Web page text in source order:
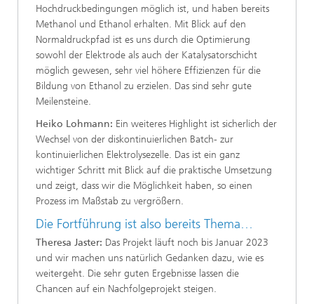
Hochdruckbedingungen möglich ist, und haben bereits
Methanol und Ethanol erhalten. Mit Blick auf den
Normaldruckpfad ist es uns durch die Optimierung
sowohl der Elektrode als auch der Katalysatorschicht
möglich gewesen, sehr viel höhere Effizienzen für die
Bildung von Ethanol zu erzielen. Das sind sehr gute
Meilensteine.
Heiko Lohmann: Ein weiteres Highlight ist sicherlich der
Wechsel von der diskontinuierlichen Batch- zur
kontinuierlichen Elektrolysezelle. Das ist ein ganz
wichtiger Schritt mit Blick auf die praktische Umsetzung
und zeigt, dass wir die Möglichkeit haben, so einen
Prozess im Maßstab zu vergrößern.
Die Fortführung ist also bereits Thema…
Theresa Jaster: Das Projekt läuft noch bis Januar 2023
und wir machen uns natürlich Gedanken dazu, wie es
weitergeht. Die sehr guten Ergebnisse lassen die
Chancen auf ein Nachfolgeprojekt steigen.